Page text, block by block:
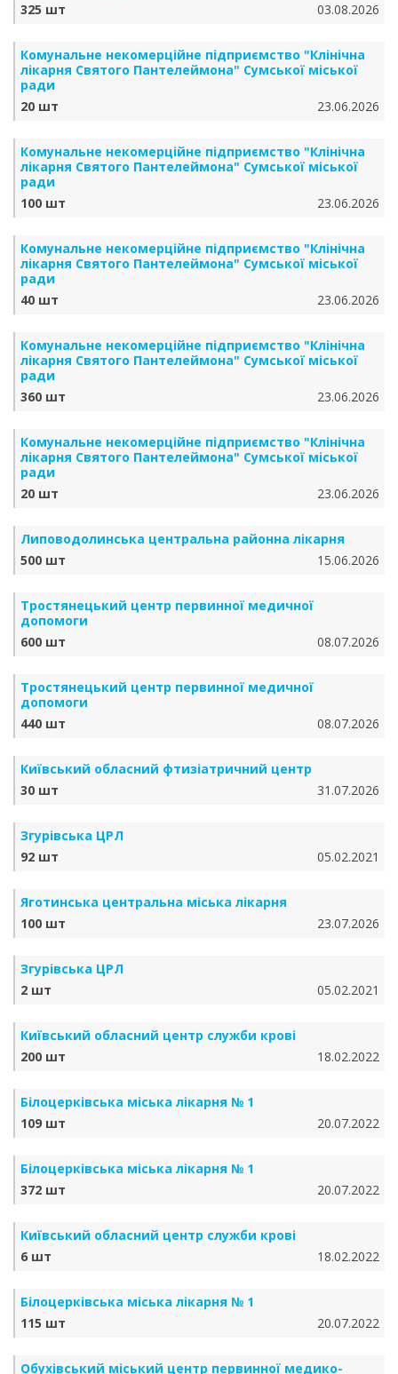
325 шт
03.08.2026
Комунальне некомерційне підприємство "Клінічна
лікарня Святого Пантелеймона" Сумської міської
ради
20 шт
23.06.2026
Комунальне некомерційне підприємство "Клінічна
лікарня Святого Пантелеймона" Сумської міської
ради
100 шт
23.06.2026
Комунальне некомерційне підприємство "Клінічна
лікарня Святого Пантелеймона" Сумської міської
ради
40 шт
23.06.2026
Комунальне некомерційне підприємство "Клінічна
лікарня Святого Пантелеймона" Сумської міської
ради
360 шт
23.06.2026
Комунальне некомерційне підприємство "Клінічна
лікарня Святого Пантелеймона" Сумської міської
ради
20 шт
23.06.2026
Липоводолинська центральна районна лікарня
500 шт
15.06.2026
Тростянецький центр первинної медичної
допомоги
600 шт
08.07.2026
Тростянецький центр первинної медичної
допомоги
440 шт
08.07.2026
Київський обласний фтизіатричний центр
30 шт
31.07.2026
Згурівська ЦРЛ
92 шт
05.02.2021
Яготинська центральна міська лікарня
100 шт
23.07.2026
Згурівська ЦРЛ
2 шт
05.02.2021
Київський обласний центр служби крові
200 шт
18.02.2022
Білоцерківська міська лікарня № 1
109 шт
20.07.2022
Білоцерківська міська лікарня № 1
372 шт
20.07.2022
Київський обласний центр служби крові
6 шт
18.02.2022
Білоцерківська міська лікарня № 1
115 шт
20.07.2022
Обухівський міський центр первинної медико-